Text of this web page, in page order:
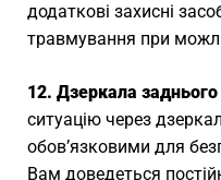
додаткові захисні
травмування при
12. Дзеркала
ситуацію через
обов’язковими для
Вам доведеться